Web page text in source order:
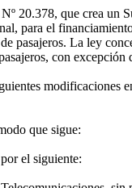
20.378, que crea un
para el
pasajeros. La ley
con
modificaciones
que sigue:
el siguiente: